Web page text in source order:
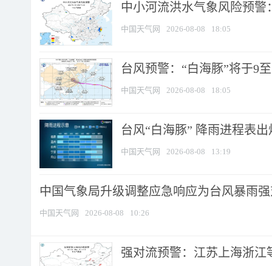
中小河流洪水气象风险预
中国天气网 2026-08-08 18:05
台风预警：“白海豚”将于9
中国天气网 2026-08-08 18:05
台风“白海豚” 降雨进程表
中国天气网 2026-08-08 13:19
中国气象局升级调整应急响应为台风暴雨
中国天气网 2026-08-08 10:26
强对流预警：江苏上海浙江